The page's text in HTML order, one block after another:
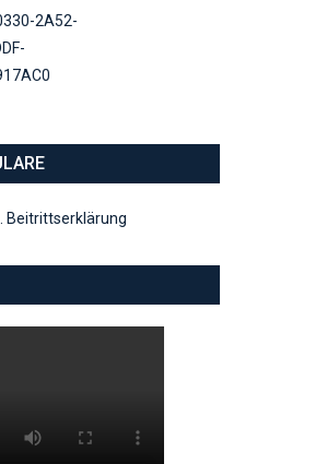
Beitrittserklärung